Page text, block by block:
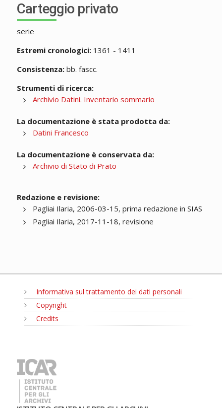
Carteggio privato
serie
Estremi cronologici:1361 - 1411
Consistenza:bb. fascc.
Strumenti di ricerca:
Archivio Datini. Inventario sommario
La documentazione è stata prodotta da:
Datini Francesco
La documentazione è conservata da:
Archivio di Stato di Prato
Redazione e revisione:
Pagliai Ilaria, 2006-03-15, prima redazione in SIAS
Pagliai Ilaria, 2017-11-18, revisione
Informativa sul trattamento dei dati personali
Copyright
Credits